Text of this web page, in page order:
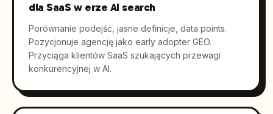
dla SaaS w erze AI search
Porównanie podejść, jasne definicje, data points.
Pozycjonuje agencję jako early adopter GEO.
Przyciąga klientów SaaS szukających przewagi
konkurencyjnej w AI.